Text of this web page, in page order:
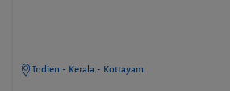
Indien - Kerala - Kottayam